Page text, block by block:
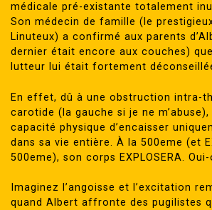
médicale pré-existante totalement
Son médecin de famille (le
Linuteux) a confirmé aux parents
dernier était encore aux couches)
lutteur lui était fortement
En effet, dû à une obstruction intra-
carotide (la gauche si je ne
capacité physique d’encaisser
dans sa vie entière. À la 500eme (et
500eme), son corps EXPLOSERA.
Imaginez l’angoisse et l’excitation
quand Albert affronte des pugilistes